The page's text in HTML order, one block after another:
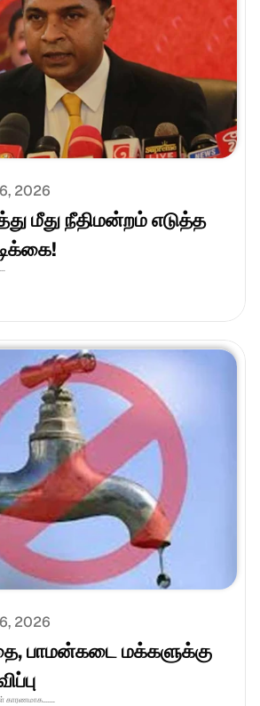
2026
மீது நீதிமன்றம் எடுத்த
2026
பாமன்கடை மக்களுக்கு
காரணமாக.......